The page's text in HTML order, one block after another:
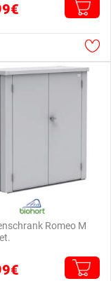
Romeo M